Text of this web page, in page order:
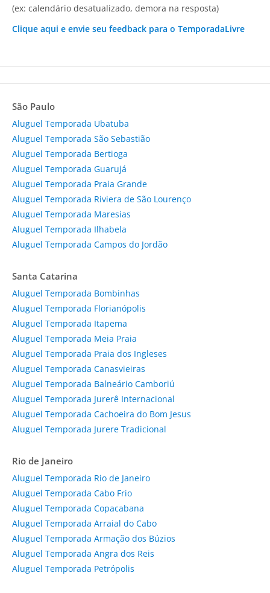
(ex: calendário desatualizado, demora na resposta)
Clique aqui e envie seu feedback para o TemporadaLivre
São Paulo
Aluguel Temporada Ubatuba
Aluguel Temporada São Sebastião
Aluguel Temporada Bertioga
Aluguel Temporada Guarujá
Aluguel Temporada Praia Grande
Aluguel Temporada Riviera de São Lourenço
Aluguel Temporada Maresias
Aluguel Temporada Ilhabela
Aluguel Temporada Campos do Jordão
Santa Catarina
Aluguel Temporada Bombinhas
Aluguel Temporada Florianópolis
Aluguel Temporada Itapema
Aluguel Temporada Meia Praia
Aluguel Temporada Praia dos Ingleses
Aluguel Temporada Canasvieiras
Aluguel Temporada Balneário Camboriú
Aluguel Temporada Jurerê Internacional
Aluguel Temporada Cachoeira do Bom Jesus
Aluguel Temporada Jurere Tradicional
Rio de Janeiro
Aluguel Temporada Rio de Janeiro
Aluguel Temporada Cabo Frio
Aluguel Temporada Copacabana
Aluguel Temporada Arraial do Cabo
Aluguel Temporada Armação dos Búzios
Aluguel Temporada Angra dos Reis
Aluguel Temporada Petrópolis